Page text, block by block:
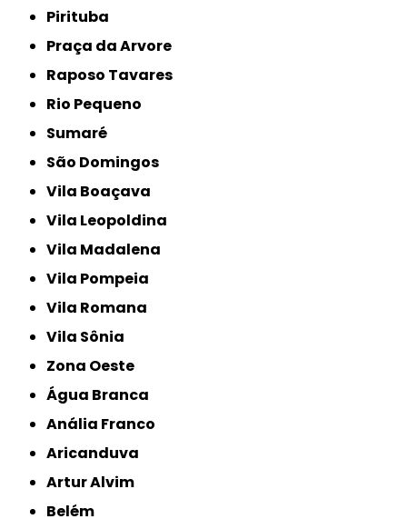
Pirituba
Praça da Arvore
Raposo Tavares
Rio Pequeno
Sumaré
São Domingos
Vila Boaçava
Vila Leopoldina
Vila Madalena
Vila Pompeia
Vila Romana
Vila Sônia
Zona Oeste
Água Branca
Anália Franco
Aricanduva
Artur Alvim
Belém